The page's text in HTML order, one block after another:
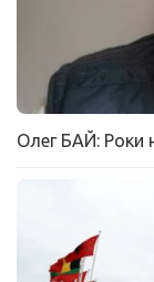
Олег БАЙ: Роки